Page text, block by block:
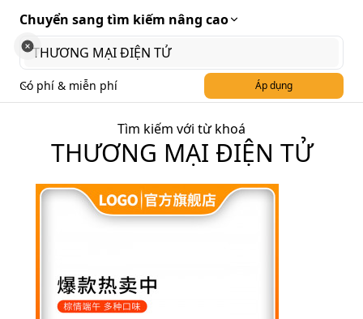
Chuyển sang tìm kiếm nâng cao
Có phí & miễn phí Áp dụng
Tìm kiếm với từ khoá
THƯƠNG MẠI ĐIỆN TỬ